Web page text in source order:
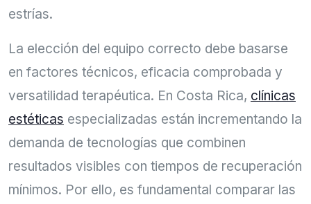
estrías.
La elección del equipo correcto debe basarse
en factores técnicos, eficacia comprobada y
versatilidad terapéutica. En Costa Rica, clínicas
estéticas especializadas están incrementando la
demanda de tecnologías que combinen
resultados visibles con tiempos de recuperación
mínimos. Por ello, es fundamental comparar las